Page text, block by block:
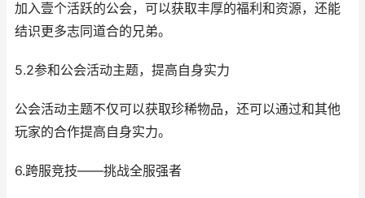
加入壹个活跃的公会，可以获取丰厚的福利和资源，还能
结识更多志同道合的兄弟。
5.2参和公会活动主题，提高自身实力
公会活动主题不仅可以获取珍稀物品，还可以通过和其他
玩家的合作提高自身实力。
6.跨服竞技——挑战全服强者